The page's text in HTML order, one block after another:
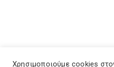
Χρησιμοποιούμε cookies